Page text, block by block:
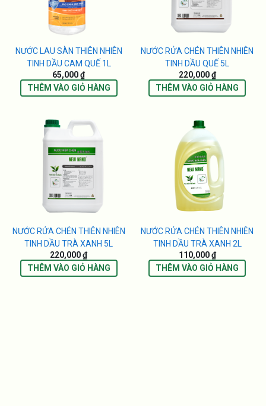
NƯỚC LAU SÀN THIÊN NHIÊN
TINH DẦU CAM QUẾ 1L
65,000 ₫
THÊM VÀO GIỎ HÀNG
NƯỚC RỬA CHÉN THIÊN NHIÊN
TINH DẦU QUẾ 5L
220,000 ₫
THÊM VÀO GIỎ HÀNG
NƯỚC RỬA CHÉN THIÊN NHIÊN
TINH DẦU TRÀ XANH 5L
220,000 ₫
THÊM VÀO GIỎ HÀNG
NƯỚC RỬA CHÉN THIÊN NHIÊN
TINH DẦU TRÀ XANH 2L
110,000 ₫
THÊM VÀO GIỎ HÀNG